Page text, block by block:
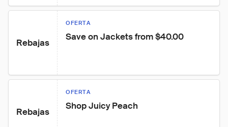
Rebajas
OFERTA
Save on Jackets from $40.00
Rebajas
OFERTA
Shop Juicy Peach